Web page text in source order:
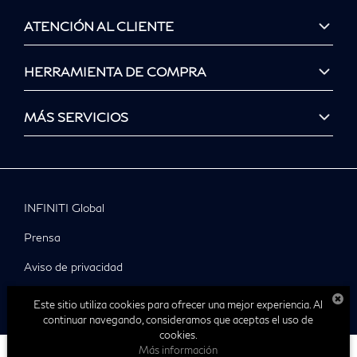
ATENCIÓN AL CLIENTE
HERRAMIENTA DE COMPRA
MÁS SERVICIOS
INFINITI Global
Prensa
Aviso de privacidad
Este sitio utiliza cookies para ofrecer una mejor experiencia. Al
continuar navegando, consideramos que aceptas el uso de
cookies.
Más información